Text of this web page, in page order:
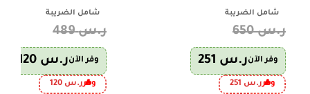
شامل الضريبة
ر.س650
وفر الآنر.س
وفرر.س
شامل الضريبة
ر.س489
وفر الآنر.س
وفرر.س 120